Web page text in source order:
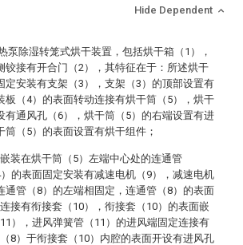
Hide Dependent
泵除湿转笼式烘干装置，包括烘干箱（1），
铰接有开合门（2），其特征在于：所述烘干
定安装有支架（3），支架（3）的顶部设置有
板（4）的表面转动连接有烘干筒（5），烘干
有通风孔（6），烘干筒（5）的右端设置有进
筒（5）的表面设置有烘干组件；
装在烘干筒（5）左端中心处的连通管
）的表面固定安装有减速电机（9），减速电机
通管（8）的左端相固定，连通管（8）的表面
接有衔接套（10），衔接套（10）的表面嵌
），进风弹簧管（11）的进风端固定连接有
8）于衔接套（10）内腔的表面开设有进风孔